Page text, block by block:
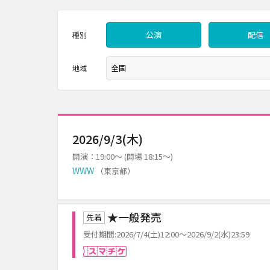
種別 公演 配信
地域
2026/9/3(木)
開演：19:00～ (開場 18:15～)
WWW （東京都）
先着 ★一般発売
受付期間:2026/7/4(土)12:00～2026/9/2(水)23:59